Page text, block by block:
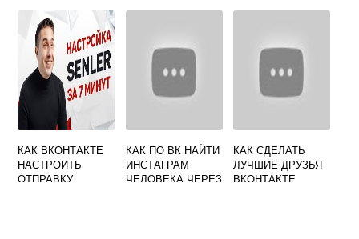
КАК ВКОНТАКТЕ
НАСТРОИТЬ
ОТПРАВКУ
КАК ПО ВК НАЙТИ
ИНСТАГРАМ
ЧЕЛОВЕКА ЧЕРЕЗ
КАК СДЕЛАТЬ
ЛУЧШИЕ ДРУЗЬЯ
ВКОНТАКТЕ